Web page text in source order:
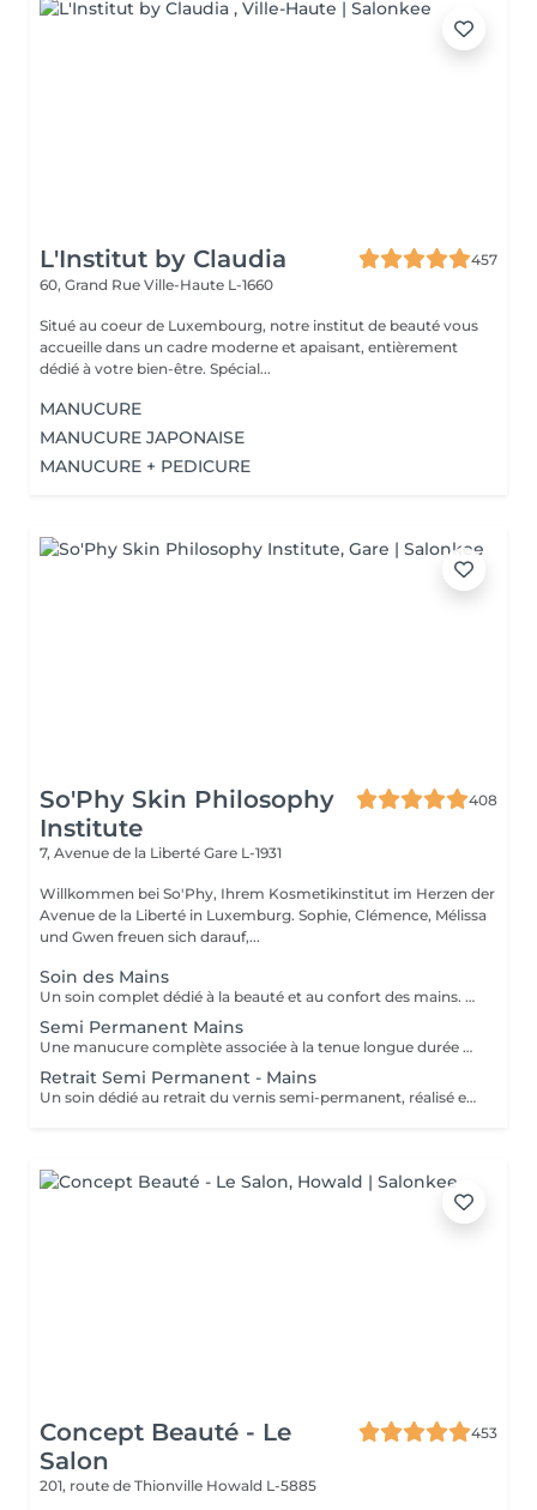
L'Institut by Claudia
457
60, Grand Rue Ville-Haute L-1660
Situé au coeur de Luxembourg, notre institut de beauté vous
accueille dans un cadre moderne et apaisant, entièrement
dédié à votre bien-être. Spécial...
MANUCURE
MANUCURE JAPONAISE
MANUCURE + PEDICURE
So'Phy Skin Philosophy
Institute
408
7, Avenue de la Liberté Gare L-1931
Willkommen bei So'Phy, Ihrem Kosmetikinstitut im Herzen der
Avenue de la Liberté in Luxemburg. Sophie, Clémence, Mélissa
und Gwen freuen sich darauf,...
Soin des Mains
Un soin complet dédié à la beauté et au confort des mains. Le soin débute par une exfoliation douce afin d'affiner le grain de peau et révéler son éclat naturel. Les mains sont ensuite enveloppées dans un masque hydratant et nourrissant pour une action en profondeur. Pendant ce temps, les ongles sont soigneusement travaillés afin de leur redonner une forme nette et harmonieuse. Le soin se termine par un massage relaxant des mains, procurant une sensation immédiate de confort et de détente. Les mains sont plus douces, la peau nourrie et les ongles parfaitement soignés. Le vernis classique n'est pas proposé à l'institut. Si vous le souhaitez, nous pouvons toutefois réaliser la pose avec votre propre vernis en sélectionnant l'option correspondante.
Semi Permanent Mains
Une manucure complète associée à la tenue longue durée du vernis semi-permanent. Le soin débute par une mise en beauté des ongles : limage, travail des cuticules et préparation de l'ongle naturel afin d'assurer un résultat net et durable. Le vernis semi-permanent est ensuite appliqué pour offrir une finition brillante, élégante et résistante dans le temps. Les ongles sont soignés, la tenue est optimale et le résultat reste impeccable pendant plusieurs semaines. Idéal pour allier esthétique, confort et praticité au quotidien.
Retrait Semi Permanent - Mains
Un soin dédié au retrait du vernis semi-permanent, réalisé en douceur afin de préserver la qualité de l'ongle naturel. Le retrait est suivi d'une mise en forme des ongles et d'un travail rapide des cuticules pour retrouver un résultat net et soigné. Une base protectrice est ensuite appliquée pour renforcer l'ongle, complétée par une huile nourrissante afin d'hydrater et sublimer les cuticules. Les ongles sont propres, soignés et protégés. Idéal pour faire une pause tout en prenant soin de ses ongles. Ce service est proposé uniquement pour le vernis semi-permanent réalisé à l'institut.
Concept Beauté - Le
Salon
453
201, route de Thionville Howald L-5885